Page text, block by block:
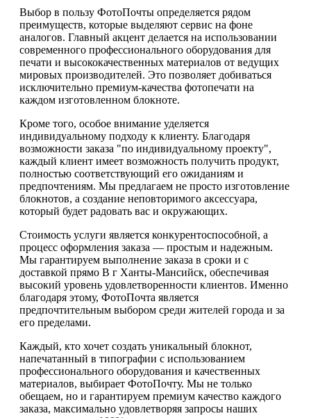
Выбор в пользу ФотоПочты определяется рядом
преимуществ, которые выделяют сервис на фоне
аналогов. Главный акцент делается на использовании
современного профессионального оборудования для
печати и высококачественных материалов от ведущих
мировых производителей. Это позволяет добиваться
исключительно премиум-качества фотопечати на
каждом изготовленном блокноте.
Кроме того, особое внимание уделяется
индивидуальному подходу к клиенту. Благодаря
возможности заказа "по индивидуальному проекту",
каждый клиент имеет возможность получить продукт,
полностью соответствующий его ожиданиям и
предпочтениям. Мы предлагаем не просто изготовление
блокнотов, а создание неповторимого аксессуара,
который будет радовать вас и окружающих.
Стоимость услуги является конкурентоспособной, а
процесс оформления заказа — простым и надежным.
Мы гарантируем выполнение заказа в сроки и с
доставкой прямо В г Ханты-Мансийск, обеспечивая
высокий уровень удовлетворенности клиентов. Именно
благодаря этому, ФотоПочта является
предпочтительным выбором среди жителей города и за
его пределами.
Каждый, кто хочет создать уникальный блокнот,
напечатанный в типографии с использованием
профессионального оборудования и качественных
материалов, выбирает ФотоПочту. Мы не только
обещаем, но и гарантируем премиум качество каждого
заказа, максимально удовлетворяя запросы наших